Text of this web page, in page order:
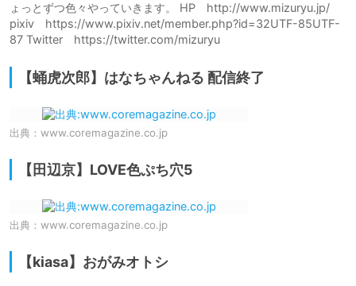
ょっとずつ色々やっていきます。 HP http://www.mizuryu.jp/
pixiv https://www.pixiv.net/member.php?id=32UTF-85UTF-
87 Twitter https://twitter.com/mizuryu
【蛹虎次郎】はなちゃんねる 配信終了
出典： www.coremagazine.co.jp
【田辺京】LOVE色ぷち穴5
出典： www.coremagazine.co.jp
【kiasa】おがみオトシ